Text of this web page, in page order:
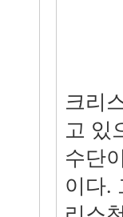
크리
고 있
수단
이다.